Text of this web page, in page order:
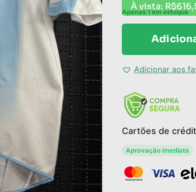
À vista: R$
Apenas 1 em estoque
Adicionar aos
Cartões de
Aprovação imediata